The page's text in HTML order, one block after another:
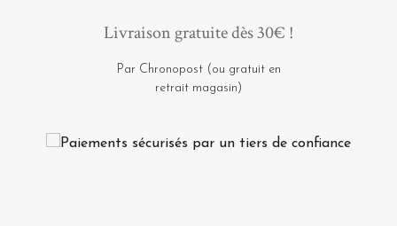
Livraison gratuite dès 30€ !
Par Chronopost (ou gratuit en
retrait magasin)